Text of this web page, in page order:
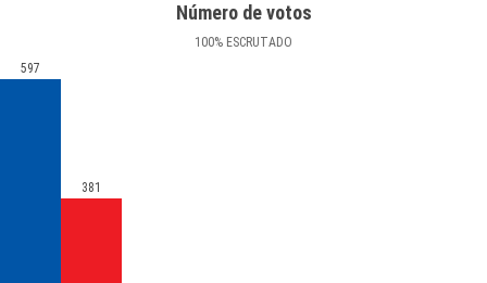
Número de votos
100% ESCRUTADO
597
381